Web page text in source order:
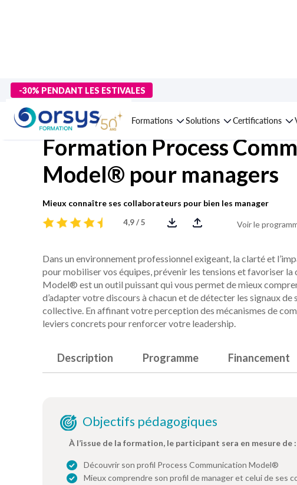
-30% PENDANT LES ESTIVALES
Formations Solutions Certifications
> Formations>Management - Développement personnel
pour managers
Formation Process
Model® pour managers
Mieux connaître ses collaborateurs pour bien les manager
4,9 / 5 Voir le
Dans un environnement professionnel exigeant, la clarté et
pour mobiliser vos équipes, prévenir les tensions et favoriser
Model® est un outil puissant qui vous permet de mieux
d’adapter votre discours à chacun et de détecter les signaux
collective. En affinant votre perception des mécanismes de
leviers concrets pour renforcer votre leadership.
Description Programme Financement
Objectifs pédagogiques
À l’issue de la formation, le participant sera en mesure de :
Découvrir son profil Process Communication Model®
Mieux comprendre son profil de manager et celui de ses